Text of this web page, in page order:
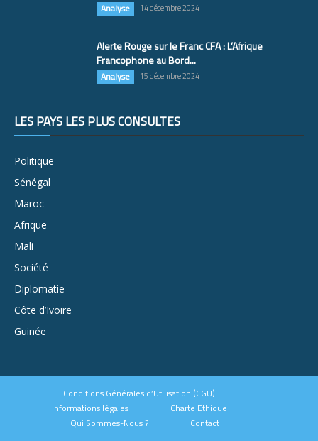
Analyse 14 décembre 2024
Alerte Rouge sur le Franc CFA : L’Afrique
Francophone au Bord...
Analyse 15 décembre 2024
LES PAYS LES PLUS CONSULTÉS
Politique
Sénégal
Maroc
Afrique
Mali
Société
Diplomatie
Côte d’Ivoire
Guinée
Conditions Générales d’Utilisation (CGU)
Informations légales
Charte Ethique
Qui Sommes-Nous ?
Contact